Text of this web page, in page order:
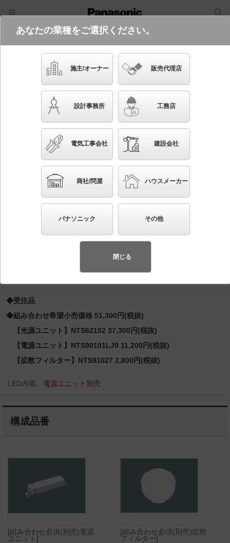
電気・建築設備（ビジネス）
フリーワード
品番・キーワード
かんたん照度計算
NTS62152
(電源100形調光LJ9・拡散フィルター
との組み合わせ（各部材は別売）)
天井埋込型 LED（温白色） ユニバーサルダウンライ
ト・システムライト J12V50形（35W）器具相当・配光
調整機能付・1灯用 調光タイプ（ライコン別売）／埋
込穴□100 TOLSO（トルソー） 12Vミニハロゲン電球
要望にお応えできる商品群です。）
◆受注品
◆組み合わせ希望小売価格 51,300円(税抜)
【光源ユニット】NTS62152 37,300円(税抜)
【電源ユニット】NTS90101LJ9 11,200円(税抜)
【拡散フィルター】NTS91027 2,800円(税抜)
LED内蔵、 電源ユニット別売
構成品番
[組み合わせ必須(別売)電源
ユニット]
[組み合わせ必須(別売)拡散
フィルター]
あなたの業種をご選択ください。
施主/オーナー 販売代理店
設計事務所 工務店
電気工事会社 建設会社
商社/問屋 ハウスメーカー
パナソニック その他
閉じる